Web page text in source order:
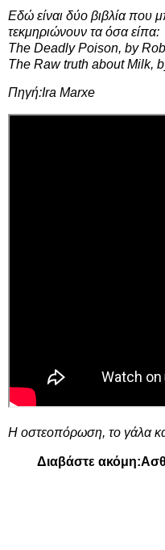
Εδώ είναι δύο βιβλία που
τεκμηριώνουν τα όσα είπα:
The Deadly Poison, by
The Raw truth about Milk,
Πηγή:Ira Marxe
Η οστεοπόρωση, το γάλα
Διαβάστε ακόμη: